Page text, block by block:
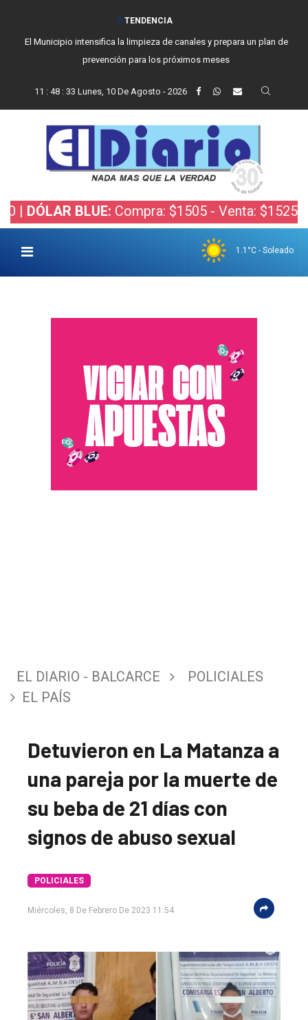
TENDENCIA
El Municipio intensifica la limpieza de canales y prepara un plan de
prevención para los próximos meses
11 : 48 : 33 Lunes, 10 De Agosto - 2026
BLUE:Compra: $1505 - Venta: $1525 |
1.1°C - Soleado
único
DIARIO
Inicio
Tendencia
EL DIARIO - BALCARCE
POLICIALES
EL PAÍS
Detuvieron en La Matanza a
una pareja por la muerte de
su beba de 21 días con
signos de abuso sexual
POLICIALES
Miércoles, 8 De Febrero De 2023 11:54